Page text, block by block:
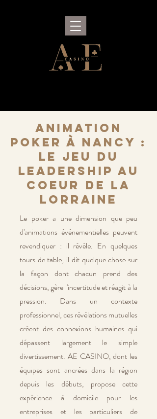
Animation
Poker à Nancy :
le jeu du
leadership au
coeur de la
Lorraine
Le poker a une dimension que peu
d'animations événementielles peuvent
revendiquer : il révèle. En quelques
tours de table, il dit quelque chose sur
la façon dont chacun prend des
décisions, gère l'incertitude et réagit à la
pression. Dans un contexte
professionnel, ces révélations mutuelles
créent des connexions humaines qui
dépassent largement le simple
divertissement. AE CASINO, dont les
équipes sont ancrées dans la région
depuis les débuts, propose cette
expérience à domicile pour les
entreprises et les particuliers de